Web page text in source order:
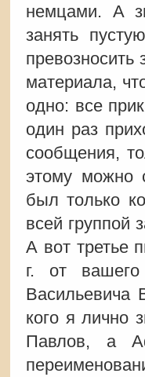
немцами. А
занять
превозносить
материала,
одно: все
один раз
сообщения,
этому можно
был только
всей группой
А вот третье
г. от
Васильевича
кого я лично
Павлов, а